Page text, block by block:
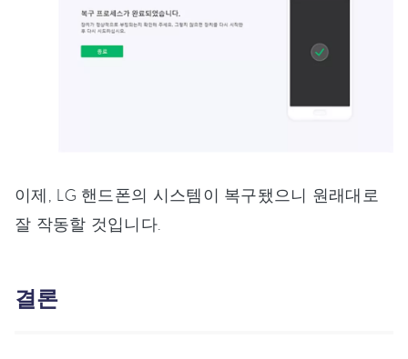
이제, LG 핸드폰의 시스템이 복구됐으니 원래대로
잘 작동할 것입니다.
결론